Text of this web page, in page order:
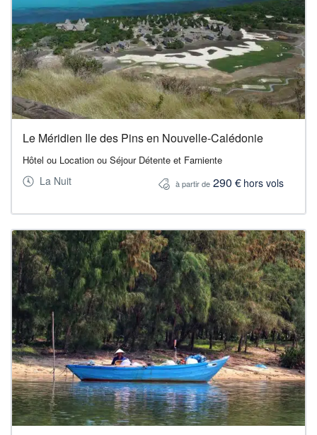
Le Méridien Ile des Pins en Nouvelle-Calédonie
Hôtel ou Location ou Séjour Détente et Farniente
La Nuit à partir de 290 € hors vols